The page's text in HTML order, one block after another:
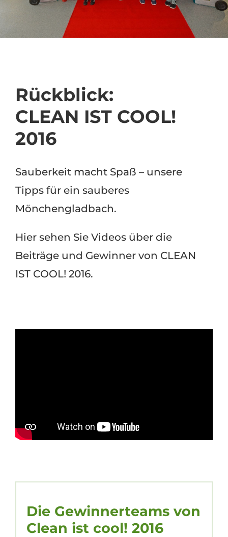
Rückblick:
CLEAN IST COOL!
2016
Sauberkeit macht Spaß – unsere
Tipps für ein sauberes
Mönchengladbach.
Hier sehen Sie Videos über die
Beiträge und Gewinner von CLEAN
IST COOL! 2016.
Die Gewinnerteams von
Clean ist cool! 2016